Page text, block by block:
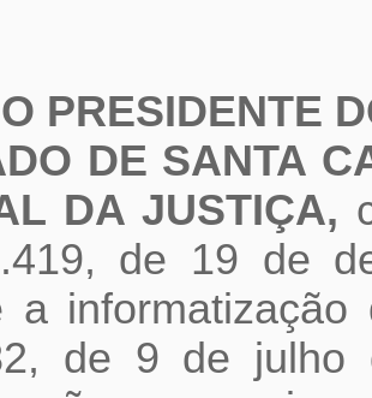
O PRESIDENTE
DE SANTA
DA JUSTIÇA,
de 19 de
a
de 9 de julho